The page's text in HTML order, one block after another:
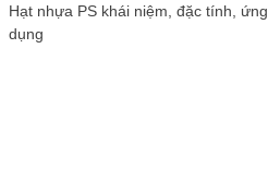
Hạt nhựa PS khái niệm, đặc tính, ứng
dụng